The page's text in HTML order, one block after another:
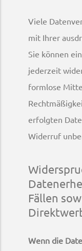
Viele
mit Ihrer
Sie können
jederzeit
formlose
erfolgten
Widerruf
Fällen
Wenn die